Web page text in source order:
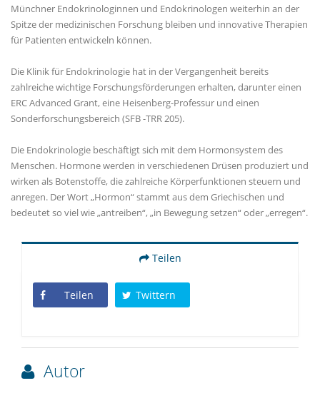
Münchner Endokrinologinnen und Endokrinologen weiterhin an der
Spitze der medizinischen Forschung bleiben und innovative Therapien
für Patienten entwickeln können.
Die Klinik für Endokrinologie hat in der Vergangenheit bereits
zahlreiche wichtige Forschungsförderungen erhalten, darunter einen
ERC Advanced Grant, eine Heisenberg-Professur und einen
Sonderforschungsbereich (SFB -TRR 205).
Die Endokrinologie beschäftigt sich mit dem Hormonsystem des
Menschen. Hormone werden in verschiedenen Drüsen produziert und
wirken als Botenstoffe, die zahlreiche Körperfunktionen steuern und
anregen. Der Wort „Hormon“ stammt aus dem Griechischen und
bedeutet so viel wie „antreiben“, „in Bewegung setzen“ oder „erregen“.
Teilen
Teilen Twittern
Autor